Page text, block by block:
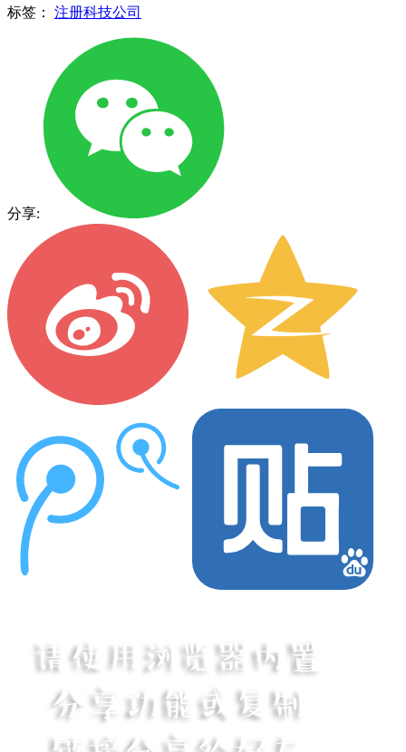
标签： 注册科技公司
分享: